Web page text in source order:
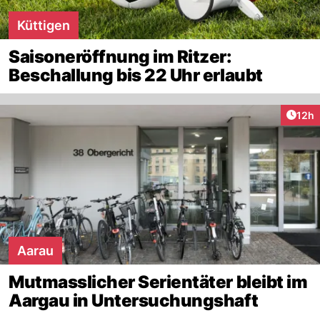
Küttigen
Saisoneröffnung im Ritzer:
Beschallung bis 22 Uhr erlaubt
12h
Aarau
Mutmasslicher Serientäter bleibt im
Aargau in Untersuchungshaft